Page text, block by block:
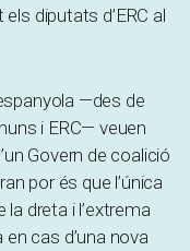
diputats d’ERC al
—des de
i ERC— veuen
Govern de coalició
por és que l’única
dreta i l’extrema
cas d’una nova